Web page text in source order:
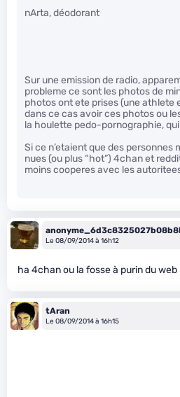
nArta, déodorant
Sur une emission de radio,
probleme ce sont les photos de
photos ont ete prises (une athlete
dans ce cas avoir ces photos ou
la houlette pedo-pornographie,
Si ce n’etaient que des personnes
nues (ou plus “hot”) 4chan et
moins cooperes avec les
Le 08/09/2014 à 16h12
ha 4chan ou la fosse à purin du web
tAran
Le 08/09/2014 à 16h15